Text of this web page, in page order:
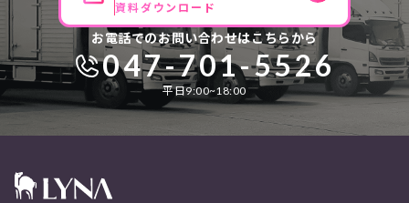
資料ダウンロード
お電話でのお問い合わせはこちらから
047-701-5526
平日9:00~18:00